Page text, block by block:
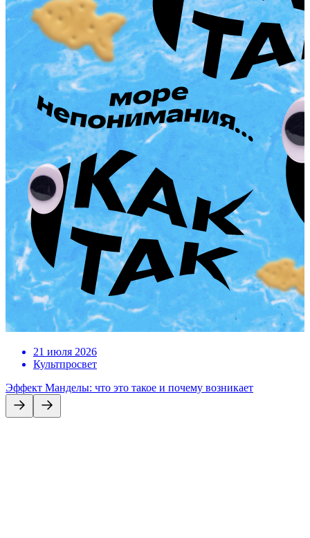
21 июля 2026
Культпросвет
Эффект Манделы: что это такое и почему возникает